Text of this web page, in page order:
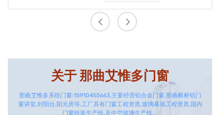
关于 那曲艾惟多门窗
那曲艾惟多系统门窗:15910455663,主要经营铝合金门窗,那曲断桥铝门
窗讲堂,封阳台,阳光房等,工厂具有门窗工程资质,玻璃幕墙工程资质,国内
门窗组装生产线,及中空玻璃生产线。